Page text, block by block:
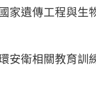
家遺傳工程與生
安衛相關教育訓